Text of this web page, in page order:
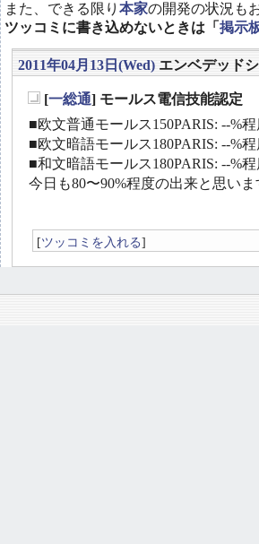
また、できる限り 本家の開発の状況も
ツッコミに書き込めないときは「 掲示
2011年04月13日(Wed) エンベデッド
[一総通] モールス電信技能認定
■欧文普通モールス150PARIS: --%
■欧文暗語モールス180PARIS: --%
■和文暗語モールス180PARIS: --%
今日も80〜90%程度の出来と思いま
[ツッコミを入れる]